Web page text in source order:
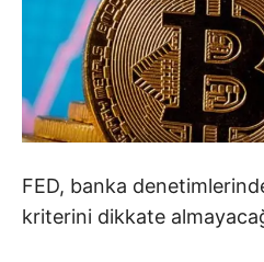
FED, banka
kriterini dikkate